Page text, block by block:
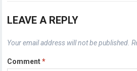
LEAVE A REPLY
Your email address will not be published.
Comment*